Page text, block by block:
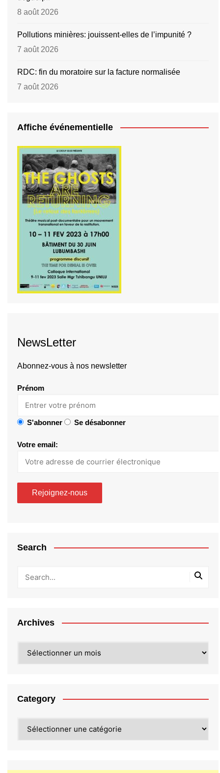
8 août 2026
Pollutions minières: jouissent-elles de l’impunité ?
7 août 2026
RDC: fin du moratoire sur la facture normalisée
7 août 2026
Affiche événementielle
NewsLetter
Abonnez-vous à nos newsletter
Prénom
S'abonner Se désabonner
Votre email:
Search
Archives
Category